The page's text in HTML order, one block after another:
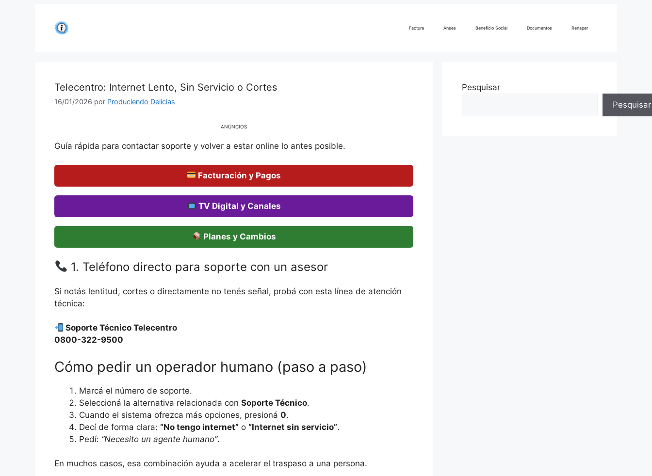
Factura Anses Beneficio Social Documentos Renaper
Telecentro: Internet Lento, Sin Servicio o Cortes
16/01/2026 por Produciendo Delicias
ANÚNCIOS
Guía rápida para contactar soporte y volver a estar online lo antes posible.
Facturación y Pagos
TV Digital y Canales
Planes y Cambios
1. Teléfono directo para soporte con un asesor
Si notás lentitud, cortes o directamente no tenés señal, probá con esta línea de atención
técnica:
Soporte Técnico Telecentro
0800-322-9500
Cómo pedir un operador humano (paso a paso)
Marcá el número de soporte.
Seleccioná la alternativa relacionada con Soporte Técnico.
Cuando el sistema ofrezca más opciones, presioná 0.
Decí de forma clara: “No tengo internet” o “Internet sin servicio”.
Pedí: “Necesito un agente humano”.
En muchos casos, esa combinación ayuda a acelerar el traspaso a una persona.
Pesquisar
Pesquisar